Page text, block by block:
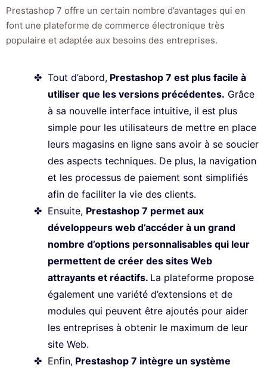
Prestashop 7 offre un certain nombre d’avantages qui en
font une plateforme de commerce électronique très
populaire et adaptée aux besoins des entreprises.
Tout d’abord, Prestashop 7 est plus facile à
utiliser que les versions précédentes. Grâce
à sa nouvelle interface intuitive, il est plus
simple pour les utilisateurs de mettre en place
leurs magasins en ligne sans avoir à se soucier
des aspects techniques. De plus, la navigation
et les processus de paiement sont simplifiés
afin de faciliter la vie des clients.
Ensuite, Prestashop 7 permet aux
développeurs web d’accéder à un grand
nombre d’options personnalisables qui leur
permettent de créer des sites Web
attrayants et réactifs. La plateforme propose
également une variété d’extensions et de
modules qui peuvent être ajoutés pour aider
les entreprises à obtenir le maximum de leur
site Web.
Enfin, Prestashop 7 intègre un système